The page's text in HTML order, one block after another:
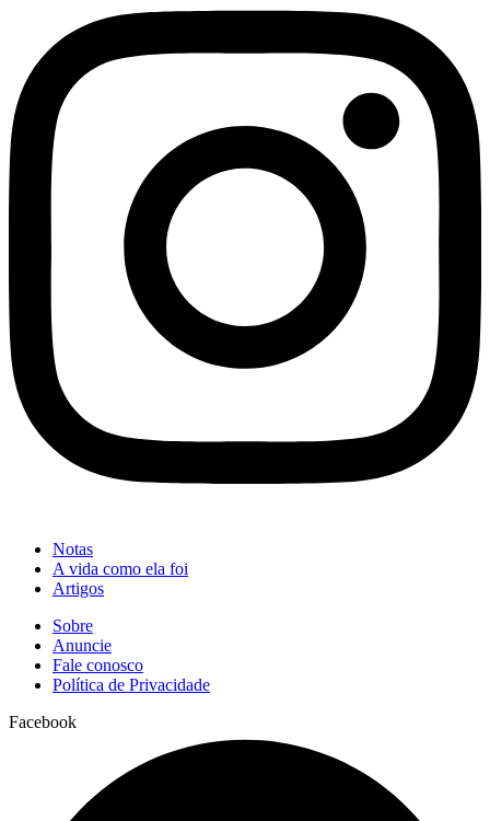
Notas
A vida como ela foi
Artigos
Sobre
Anuncie
Fale conosco
Política de Privacidade
Facebook